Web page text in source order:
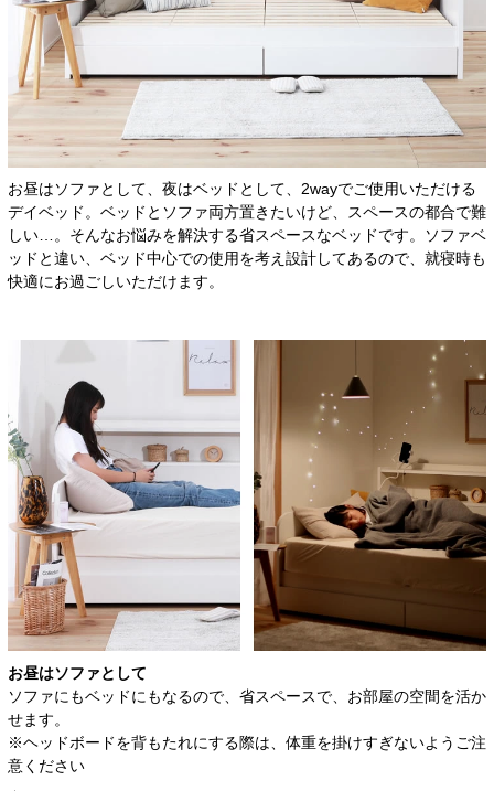
お昼はソファとして、夜はベッドとして、2wayでご使用いただける
デイベッド。ベッドとソファ両方置きたいけど、スペースの都合で難
しい…。そんなお悩みを解決する省スペースなベッドです。ソファベ
ッドと違い、ベッド中心での使用を考え設計してあるので、就寝時も
快適にお過ごしいただけます。
お昼はソファとして
ソファにもベッドにもなるので、省スペースで、お部屋の空間を活か
せます。
※ヘッドボードを背もたれにする際は、体重を掛けすぎないようご注
意ください